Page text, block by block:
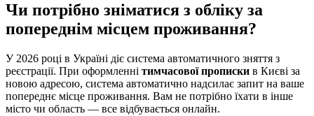
Чи потрібно зніматися з обліку за
попереднім місцем проживання?
У 2026 році в Україні діє система автоматичного зняття з
реєстрації. При оформленні тимчасової прописки в Києві за
новою адресою, система автоматично надсилає запит на ваше
попереднє місце проживання. Вам не потрібно їхати в інше
місто чи область — все відбувається онлайн.